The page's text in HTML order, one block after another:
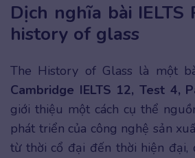
Dịch nghĩa bài IELTS
history of glass
The History of Glass là một
Cambridge IELTS 12, Test 4,
giới thiệu một cách cụ thể
phát triển của công nghệ sản
từ thời cổ đại đến thời hiện đại,